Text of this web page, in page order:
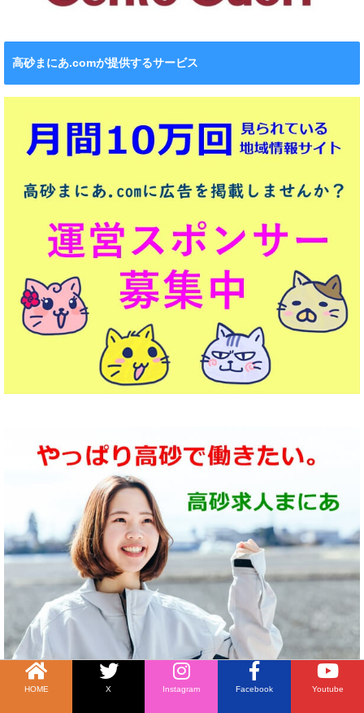
高砂まにあ.comが提供するサービス
HOME X Instagram Facebook Youtube